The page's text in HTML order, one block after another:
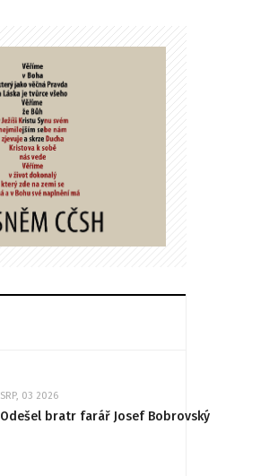
SRP, 03 2026
Odešel bratr farář Josef Bobrovský